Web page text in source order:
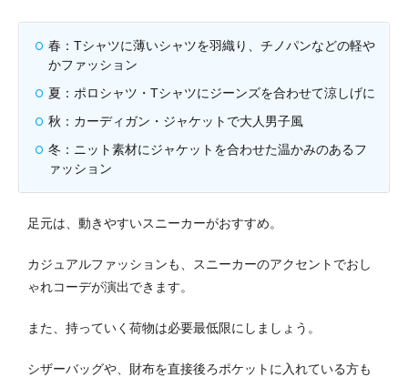
春：Tシャツに薄いシャツを羽織り、チノパンなどの軽や
かファッション
夏：ポロシャツ・Tシャツにジーンズを合わせて涼しげに
秋：カーディガン・ジャケットで大人男子風
冬：ニット素材にジャケットを合わせた温かみのあるフ
ァッション
足元は、動きやすいスニーカーがおすすめ。
カジュアルファッションも、スニーカーのアクセントでおし
ゃれコーデが演出できます。
また、持っていく荷物は必要最低限にしましょう。
シザーバッグや、財布を直接後ろポケットに入れている方も